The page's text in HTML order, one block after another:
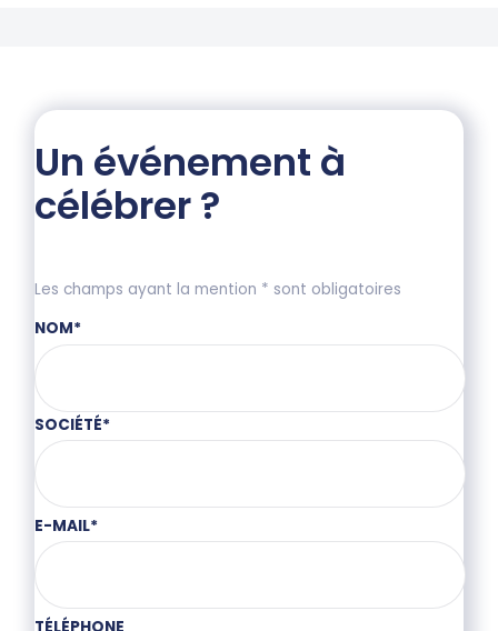
Un événement à
célébrer ?
Les champs ayant la mention * sont obligatoires
NOM*
SOCIÉTÉ*
E-MAIL*